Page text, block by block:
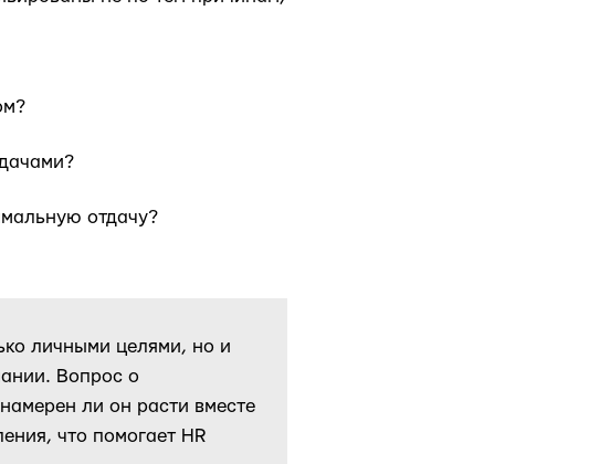
отдачу?
личными целями, но и
Вопрос о
ли он расти вместе
что помогает HR